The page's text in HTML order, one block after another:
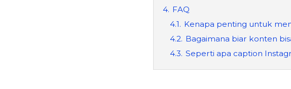
4. FAQ
4.1. Kenapa penting untuk
4.2. Bagaimana biar konten
4.3. Seperti apa caption